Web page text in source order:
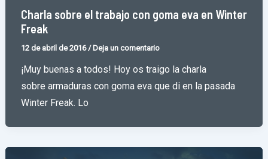
Charla sobre el trabajo con goma eva en Winter
Freak
12 de abril de 2016/ Deja un comentario
¡Muy buenas a todos! Hoy os traigo la charla
sobre armaduras con goma eva que di en la pasada
Winter Freak. Lo